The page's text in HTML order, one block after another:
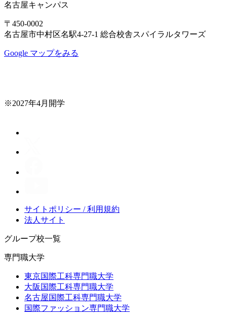
名古屋キャンパス
〒450-0002
名古屋市中村区名駅4-27-1 総合校舎スパイラルタワーズ
Google マップをみる
※2027年4月開学
サイトポリシー / 利用規約
法人サイト
グループ校一覧
専門職大学
東京国際工科専門職大学
大阪国際工科専門職大学
名古屋国際工科専門職大学
国際ファッション専門職大学